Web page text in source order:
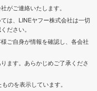
がご連絡いたします。
は、LINEヤフー株式会社は一切
ださい。
ご自身が情報を確認し、各会社
ます。あらかじめご了承くださ
のを表示しています。